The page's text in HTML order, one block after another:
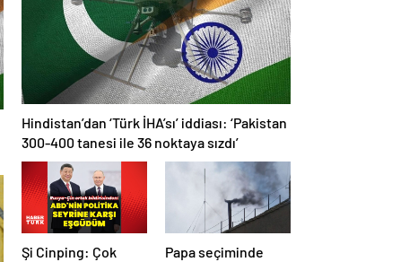
bırakıldı!
Hindistan’dan ‘Türk İHA’sı’ iddiası: ‘Pakistan
300-400 tanesi ile 36 noktaya sızdı’
Şi Cinping: Çok
Papa seçiminde